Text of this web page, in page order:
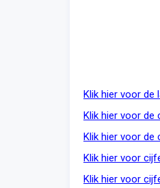
Klik hier voor de
Klik hier voor de
Klik hier voor de
Klik hier voor
Klik hier voor